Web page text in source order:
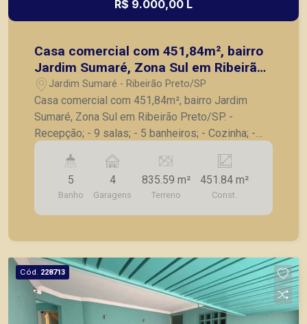
R$ 9.000,00 L
Casa comercial com 451,84m², bairro
Jardim Sumaré, Zona Sul em Ribeirão
Preto/SP.
Jardim Sumaré - Ribeirão Preto/SP
Casa comercial com 451,84m², bairro Jardim
Sumaré, Zona Sul em Ribeirão Preto/SP. -
Recepção; - 9 salas; - 5 banheiros; - Cozinha; -
Lavanderia; - Ampla área; - 4 vagas de garagem. A
Piramid tem como objetivo atender seus clientes
com agilidade e segurança, em locação, vendas
de imóveis prontos, usados ou mesmo nos
principais lançamentos da cidade de Ribeirão
5
Banho
4
Garagens
835.59 m²
Terreno
451.84 m²
Const.
Cód. 228713